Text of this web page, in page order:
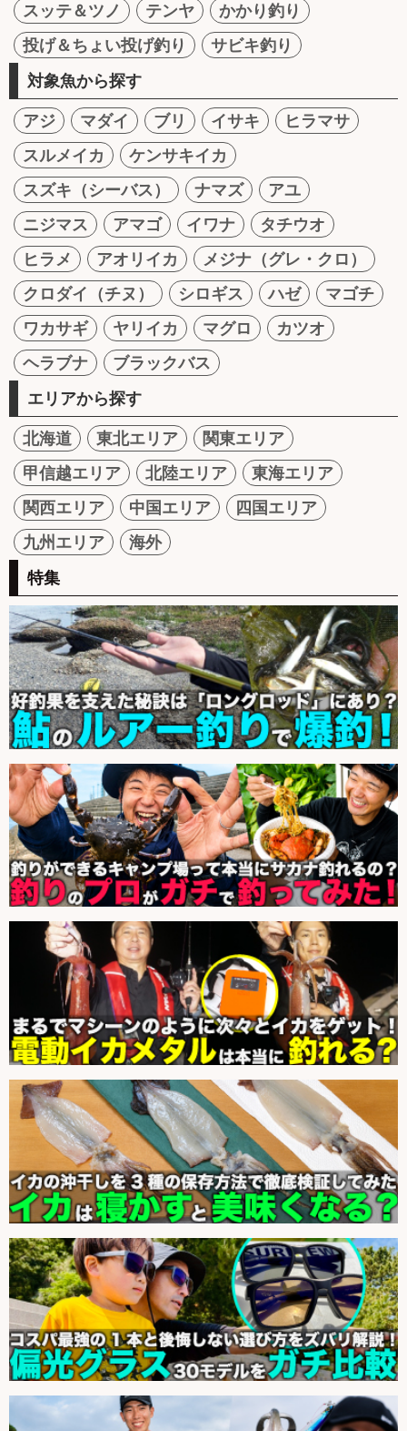
スッテ＆ツノ
テンヤ
かかり釣り
投げ＆ちょい投げ釣り
サビキ釣り
対象魚から探す
アジ マダイ ブリ イサキ
ヒラマサ
スルメイカ
ケンサキイカ
スズキ（シーバス）
ナマズ
アユ
ニジマス
アマゴ イワナ
タチウオ
ヒラメ
アオリイカ
メジナ（グレ・クロ）
クロダイ（チヌ）
シロギス ハゼ
マゴチ
ワカサギ
ヤリイカ マグロ
カツオ
ヘラブナ
ブラックバス
エリアから探す
北海道 東北エリア
関東エリア
甲信越エリア
北陸エリア
東海エリア
関西エリア
中国エリア
四国エリア
九州エリア
海外
特集